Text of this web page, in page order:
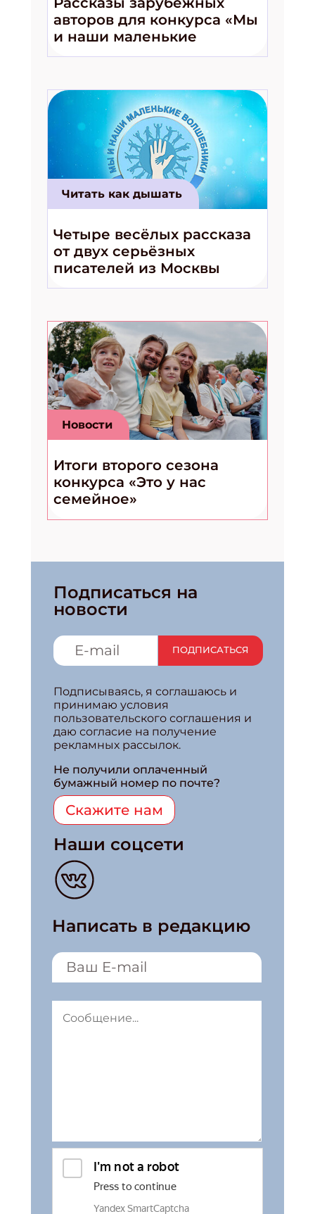
авторов для конкурса «Мы
и наши маленькие
волшебники!»
Читать как дышать
Четыре весёлых рассказа
от двух серьёзных
писателей из Москвы
Новости
Итоги второго сезона
конкурса «Это у нас
семейное»
Подписаться на
новости
ПОДПИСАТЬСЯ
Подписываясь, я соглашаюсь и
принимаю условия
пользовательского соглашения и
даю согласие на получение
рекламных рассылок.
Не получили оплаченный
бумажный номер по почте?
Скажите нам
Наши соцсети
Написать в редакцию